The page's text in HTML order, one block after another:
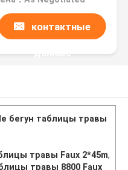
контактные
данные
бегун таблицы травы
травы Faux 2*45m,
травы 8800 Faux